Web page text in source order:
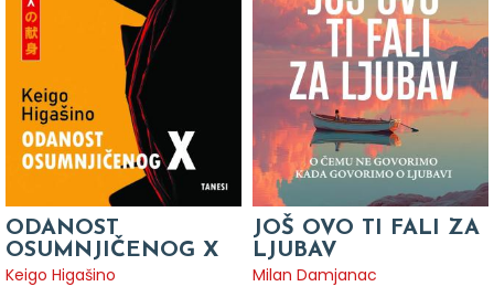
ODANOST
OSUMNJIČENOG X
Keigo Higašino
JOŠ OVO TI FALI ZA
LJUBAV
Milan Damjanac